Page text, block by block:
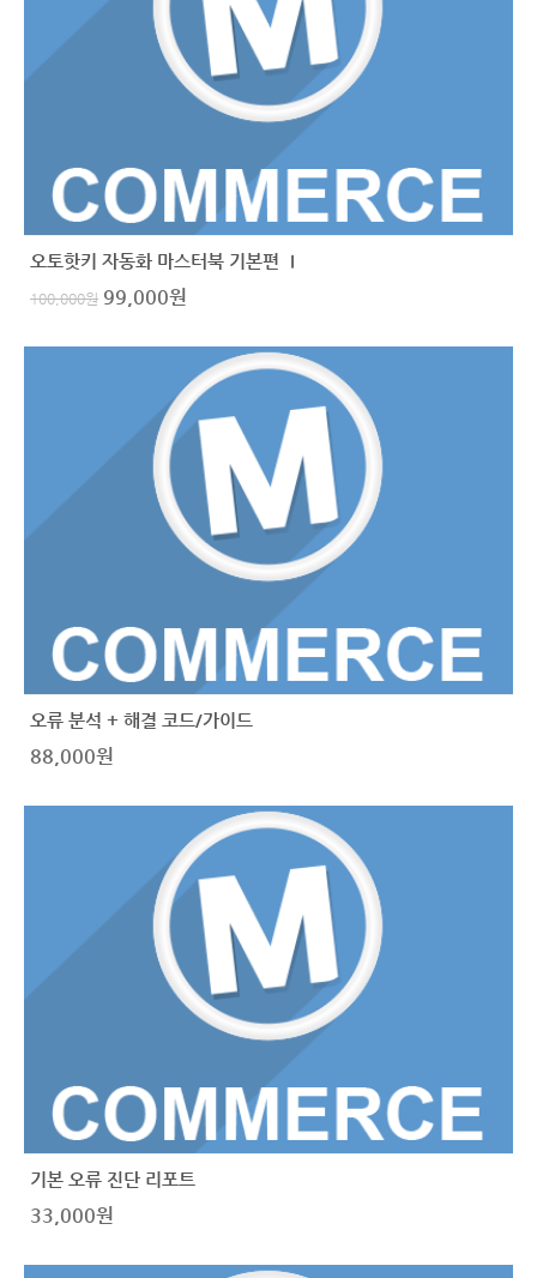
오토핫키 자동화 마스터북 기본편 Ⅰ
100,000원 99,000원
오류 분석 + 해결 코드/가이드
88,000원
기본 오류 진단 리포트
33,000원